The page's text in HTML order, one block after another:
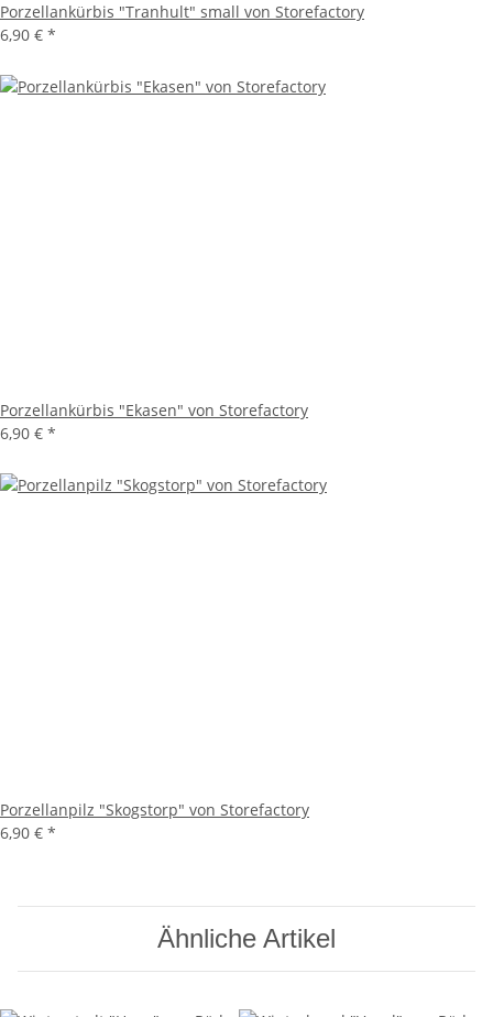
Porzellankürbis "Tranhult" small von Storefactory
6,90 € *
Porzellankürbis "Ekasen" von Storefactory
6,90 € *
Porzellanpilz "Skogstorp" von Storefactory
6,90 € *
Ähnliche Artikel